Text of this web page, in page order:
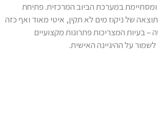
במערכת הביוב המרכזית. פתיחת
של ניקוז מים לא תקין, איטי מאוד ואף כזה
בעיות המצריכות פתרונות מקצועיים
על ההיגיינה האישית.